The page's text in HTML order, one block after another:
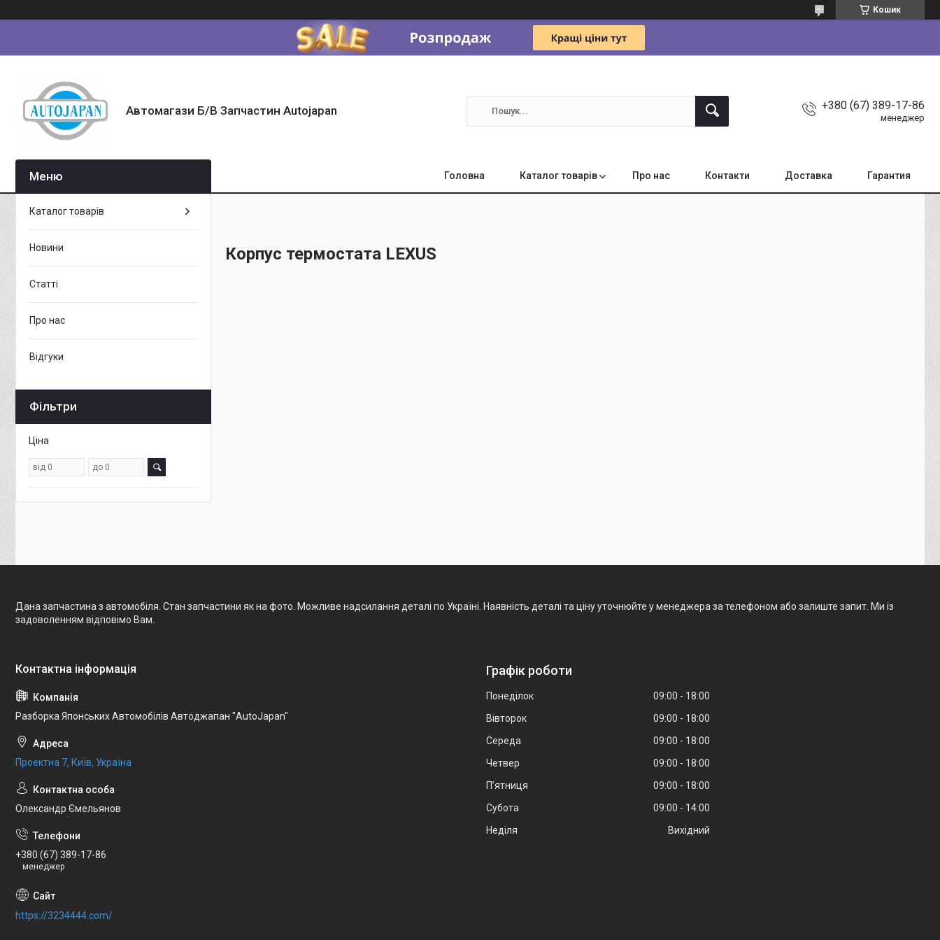
Кошик
Автомагази Б/В Запчастин Autojapan +380 (67) 389-17-86
менеджер
Головна Каталог товарів Про нас Контакти Доставка Гарантия
Корпус термостата LEXUS
Каталог товарів
Новини
Статті
Про нас
Відгуки
Фільтри
Ціна
Дана запчастина з автомобіля. Стан запчастини як на фото. Можливе надсилання деталі по Україні. Наявність деталі та ціну уточнюйте у менеджера за телефоном або залиште запит. Ми із
задоволенням відповімо Вам.
Разборка Японських Автомобілів Автоджапан "AutoJapan"
Проектна 7, Київ, Україна
Олександр Ємельянов
+380 (67) 389-17-86
менеджер
https://3234444.com/
Графік роботи
Понеділок 09:00
18:00
Вівторок
09:00
18:00
Середа
09:00
18:00
Четвер
09:00
18:00
Пʼятниця
09:00
18:00
Субота
09:00
14:00
Неділя
Вихідний